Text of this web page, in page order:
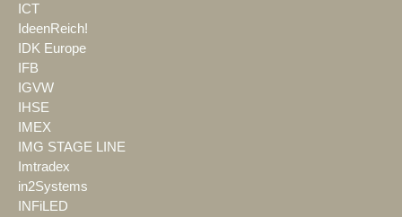
ICT
IdeenReich!
IDK Europe
IFB
IGVW
IHSE
IMEX
IMG STAGE LINE
Imtradex
in2Systems
INFiLED